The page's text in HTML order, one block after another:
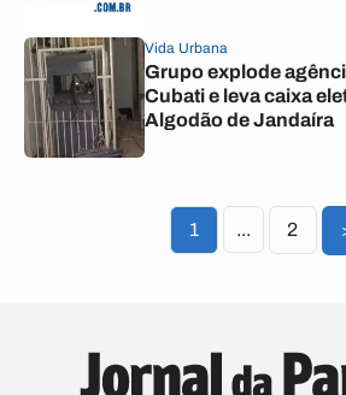
Vida Urbana
Grupo explode
Cubati e leva caixa
Algodão de Jandaíra
1 ... 2